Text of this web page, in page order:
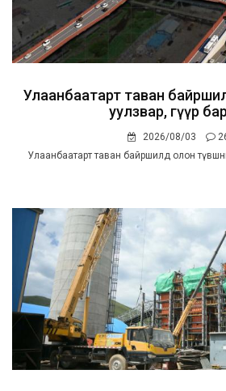
Улаанбаатарт таван
уулзвар, гүүр
2026/08/03
Улаанбаатарт таван байршилд олон